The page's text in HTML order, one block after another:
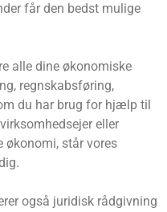
får den bedst mulige
alle dine økonomiske
regnskabsføring,
du har brug for hjælp til
eller
økonomi, står vores
også juridisk rådgivning